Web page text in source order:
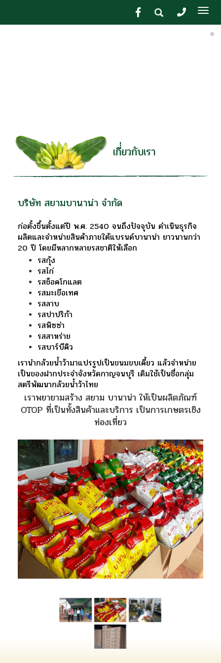
เกี่่ยวกับเรา
บริษัท สยามบานาน่า จำกัด
ก่อตั้งขึ้นตั้งแต่ปี พ.ศ. 2540 จนถึงปัจจุบัน ดำเนินธุรกิจ
ผลิตและจำหน่ายสินค้าภายใต้แบรนด์บานาน่า ยาวนานกว่า
20 ปี โดยมีหลากหลายรสชาติให้เลือก
รสกุ้ง
รสไก่
รสช็อคโกแลต
รสมะเขีอเทศ
รสลาบ
รสปาปริก้า
รสพิซซ่า
รสสาหร่าย
รสบาร์บีคิว
เรานำกล้วยน้ำว้ามาแปรรูปเป็นขนมขบเคี้ยว แล้วจำหน่าย
เป็นของฝากประจำจังหวัดกาญจนบุรี เดิมใช้เป็นชื่อกลุ่ม
สตรีพัฒนากล้วยน้ำว้าไทย
เราพยายามสร้าง สยาม บานาน่า ให้เป็นผลิตภัณฑ์
OTOP ที่เป็นทั้งสินค้าและบริการ เป็นการเกษตรเชิง
ท่องเที่ยว